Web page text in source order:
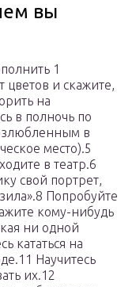
вы
1
цветов и скажите,
на
в полночь по
в
место).5
в театр.6
свой портрет,
Попробуйте
кому-нибудь
ни одной
кататься на
Научитесь
их.12